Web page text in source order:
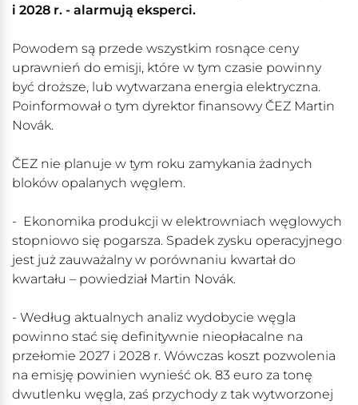
i 2028 r. - alarmują eksperci.
Powodem są przede wszystkim rosnące ceny
uprawnień do emisji, które w tym czasie powinny
być droższe, lub wytwarzana energia elektryczna.
Poinformował o tym dyrektor finansowy ČEZ Martin
Novák.
ČEZ nie planuje w tym roku zamykania żadnych
bloków opalanych węglem.
- Ekonomika produkcji w elektrowniach węglowych
stopniowo się pogarsza. Spadek zysku operacyjnego
jest już zauważalny w porównaniu kwartał do
kwartału – powiedział Martin Novák.
- Według aktualnych analiz wydobycie węgla
powinno stać się definitywnie nieopłacalne na
przełomie 2027 i 2028 r. Wówczas koszt pozwolenia
na emisję powinien wynieść ok. 83 euro za tonę
dwutlenku węgla, zaś przychody z tak wytworzonej